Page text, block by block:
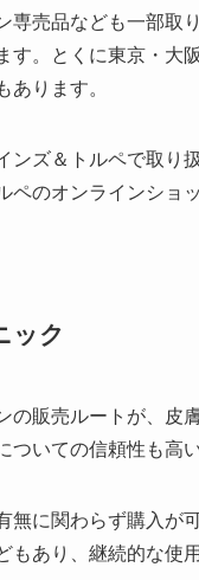
専売品なども一部取
す。とくに東京・大
あります。
ンズ＆トルペで取り
ペのオンラインショ
ック
の販売ルートが、皮
ついての信頼性も高
無に関わらず購入が
もあり、継続的な使